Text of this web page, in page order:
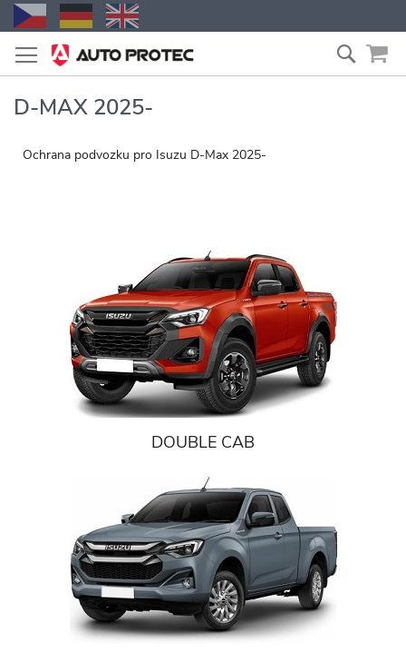
Zum
Inhalt
springen
Suche
D-MAX 2025-
Ochrana podvozku pro Isuzu D-Max 2025-
DOUBLE CAB